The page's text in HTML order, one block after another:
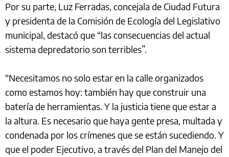
Por su parte, Luz Ferradas, concejala de Ciudad Futura
y presidenta de la Comisión de Ecología del Legislativo
municipal, destacó que “las consecuencias del actual
sistema depredatorio son terribles”.
“Necesitamos no solo estar en la calle organizados
como estamos hoy: también hay que construir una
batería de herramientas. Y la justicia tiene que estar a
la altura. Es necesario que haya gente presa, multada y
condenada por los crímenes que se están sucediendo. Y
que el poder Ejecutivo, a través del Plan del Manejo del